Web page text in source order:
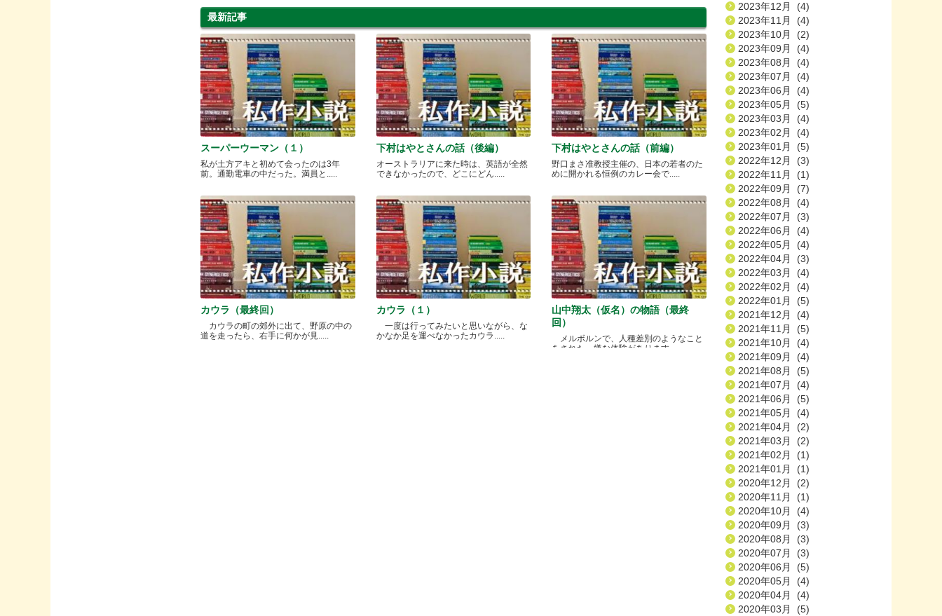
最新記事
スーパーウーマン（１）
私が土方アキと初めて会ったのは3年
前。通勤電車の中だった。満員と.....
下村はやとさんの話（後編）
オーストラリアに来た時は、英語が全然
できなかったので、どこにどん.....
下村はやとさんの話（前編）
野口まさ准教授主催の、日本の若者のた
めに開かれる恒例のカレー会で.....
カウラ（最終回）
カウラの町の郊外に出て、野原の中の
道を走ったら、右手に何かが見.....
カウラ（１）
一度は行ってみたいと思いながら、な
かなか足を運べなかったカウラ.....
山中翔太（仮名）の物語（最終
回）
メルボルンで、人種差別のようなこと
をされた、嫌な体験があります.....
2023年12月 (4)
2023年11月 (4)
2023年10月 (2)
2023年09月 (4)
2023年08月 (4)
2023年07月 (4)
2023年06月 (4)
2023年05月 (5)
2023年03月 (4)
2023年02月 (4)
2023年01月 (5)
2022年12月 (3)
2022年11月 (1)
2022年09月 (7)
2022年08月 (4)
2022年07月 (3)
2022年06月 (4)
2022年05月 (4)
2022年04月 (3)
2022年03月 (4)
2022年02月 (4)
2022年01月 (5)
2021年12月 (4)
2021年11月 (5)
2021年10月 (4)
2021年09月 (4)
2021年08月 (5)
2021年07月 (4)
2021年06月 (5)
2021年05月 (4)
2021年04月 (2)
2021年03月 (2)
2021年02月 (1)
2021年01月 (1)
2020年12月 (2)
2020年11月 (1)
2020年10月 (4)
2020年09月 (3)
2020年08月 (3)
2020年07月 (3)
2020年06月 (5)
2020年05月 (4)
2020年04月 (4)
2020年03月 (5)